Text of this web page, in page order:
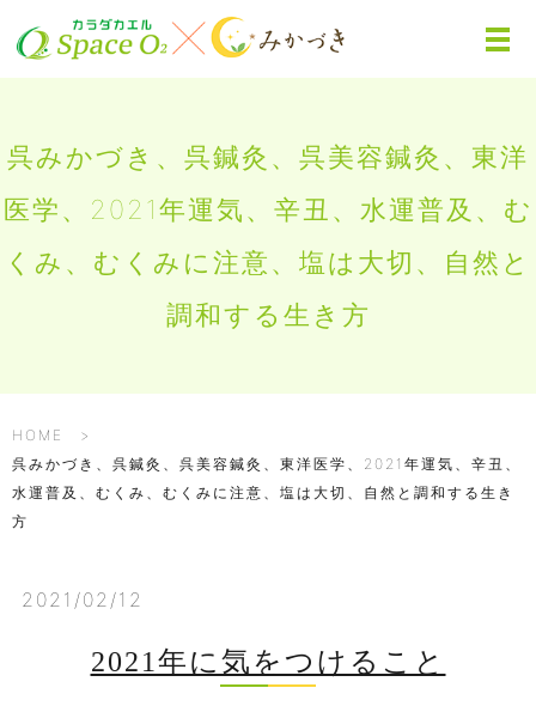
呉みかづき、呉鍼灸、呉美容鍼灸、東洋
医学、2021年運気、辛丑、水運普及、む
くみ、むくみに注意、塩は大切、自然と
調和する生き方
HOME
呉みかづき、呉鍼灸、呉美容鍼灸、東洋医学、2021年運気、辛丑、
水運普及、むくみ、むくみに注意、塩は大切、自然と調和する生き
方
2021/02/12
2021年に気をつけること